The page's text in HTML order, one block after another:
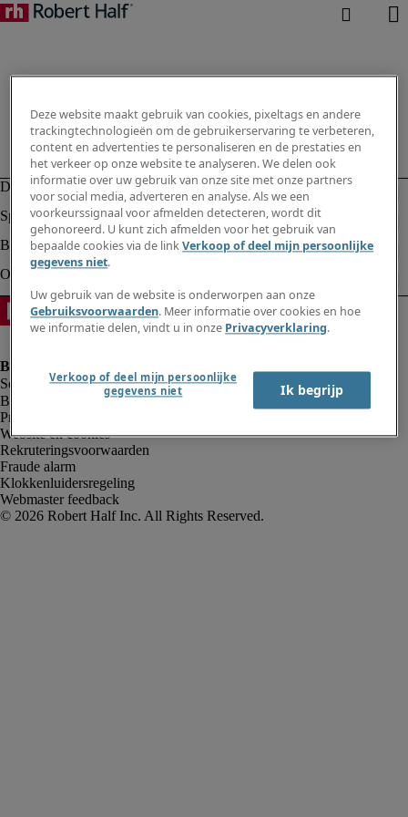
Bedrijfsinformatie
Privacyverklaring
Website en cookies
Rekruteringsvoorwaarden
Fraude alarm
Klokkenluidersregeling
Webmaster feedback
Deze website maakt gebruik van cookies, pixeltags en andere
trackingtechnologieën om de gebruikerservaring te verbeteren,
content en advertenties te personaliseren en de prestaties en
het verkeer op onze website te analyseren. We delen ook
informatie over uw gebruik van onze site met onze partners
voor social media, adverteren en analyse. Als we een
voorkeurssignaal voor afmelden detecteren, wordt dit
gehonoreerd. U kunt zich afmelden voor het gebruik van
bepaalde cookies via de linkVerkoop of deel mijn persoonlijke
gegevens niet.
Uw gebruik van de website is onderworpen aan onze
Gebruiksvoorwaarden. Meer informatie over cookies en hoe
we informatie delen, vindt u in onze Privacyverklaring.
Verkoop of deel mijn persoonlijke
gegevens niet
Ik begrijp